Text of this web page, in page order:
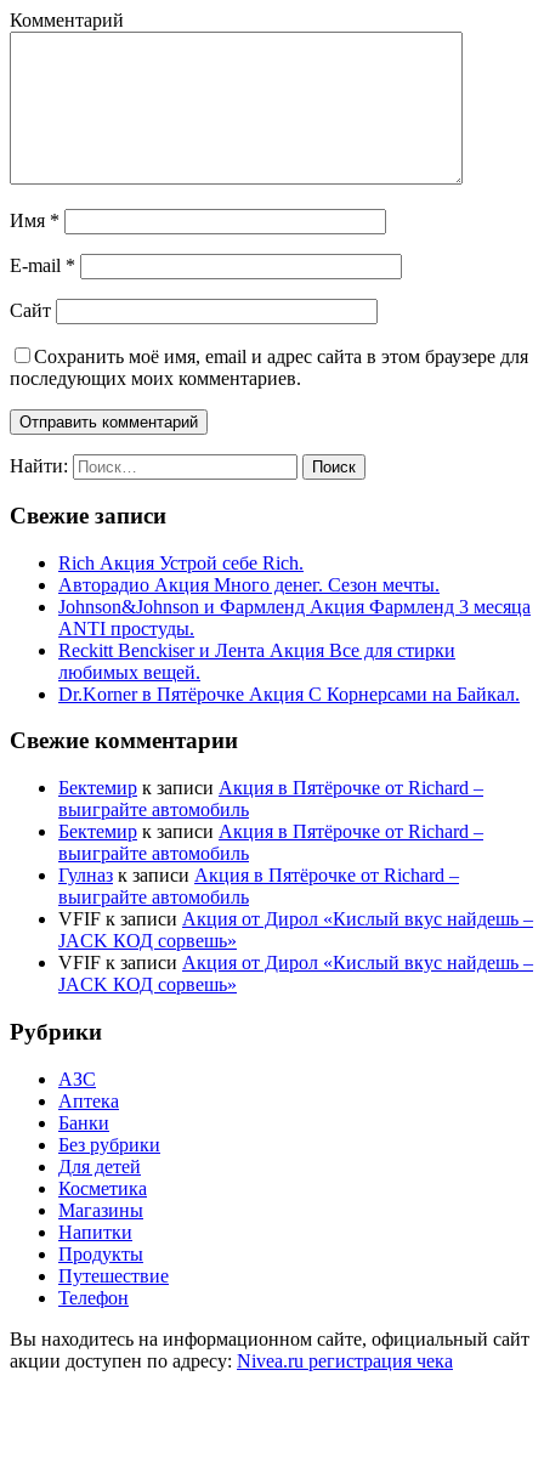
Комментарий
Имя *
E-mail *
Сайт
Сохранить моё имя, email и адрес сайта в этом браузере для
последующих моих комментариев.
Найти:
Свежие записи
Rich Акция Устрой себе Rich.
Авторадио Акция Много денег. Сезон мечты.
Johnson&Johnson и Фармленд Акция Фармленд 3 месяца
ANTI простуды.
Reckitt Benckiser и Лента Акция Все для стирки
любимых вещей.
Dr.Korner в Пятёрочке Акция С Корнерсами на Байкал.
Свежие комментарии
Бектемир к записи Акция в Пятёрочке от Richard –
выиграйте автомобиль
Бектемир к записи Акция в Пятёрочке от Richard –
выиграйте автомобиль
Гулназ к записи Акция в Пятёрочке от Richard –
выиграйте автомобиль
VFIF к записи Акция от Дирол «Кислый вкус найдешь –
JACK КОД сорвешь»
VFIF к записи Акция от Дирол «Кислый вкус найдешь –
JACK КОД сорвешь»
Рубрики
АЗС
Аптека
Банки
Без рубрики
Для детей
Косметика
Магазины
Напитки
Продукты
Путешествие
Телефон
Вы находитесь на информационном сайте, официальный сайт
акции доступен по адресу: Nivea.ru регистрация чека